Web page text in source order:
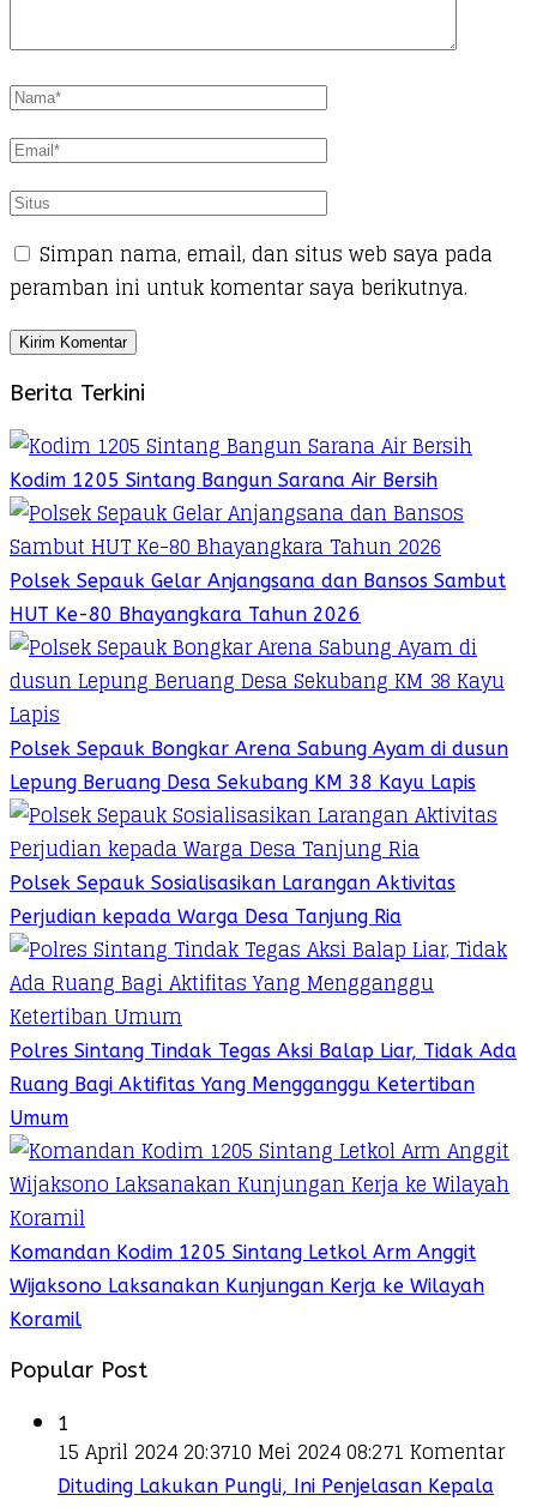
Simpan nama, email, dan situs web saya pada
peramban ini untuk komentar saya berikutnya.
Berita Terkini
Kodim 1205 Sintang Bangun Sarana Air Bersih
Polsek Sepauk Gelar Anjangsana dan Bansos Sambut
HUT Ke-80 Bhayangkara Tahun 2026
Polsek Sepauk Bongkar Arena Sabung Ayam di dusun
Lepung Beruang Desa Sekubang KM 38 Kayu Lapis
Polsek Sepauk Sosialisasikan Larangan Aktivitas
Perjudian kepada Warga Desa Tanjung Ria
Polres Sintang Tindak Tegas Aksi Balap Liar, Tidak Ada
Ruang Bagi Aktifitas Yang Mengganggu Ketertiban
Umum
Komandan Kodim 1205 Sintang Letkol Arm Anggit
Wijaksono Laksanakan Kunjungan Kerja ke Wilayah
Koramil
Popular Post
1
15 April 2024 20:3710 Mei 2024 08:271 Komentar
Dituding Lakukan Pungli, Ini Penjelasan Kepala